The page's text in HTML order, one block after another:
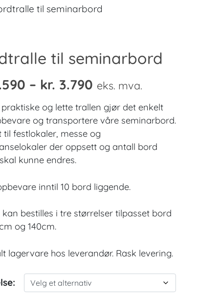
til seminarbord
til seminarbord
– kr. 3.790 Prisområde:
kr. 3.590
til
kr. 3.790
eks. mva.
praktiske og lette trallen gjør det enkelt
og transportere våre seminarbord.
til festlokaler, messe og
der oppsett og antall bord
kunne endres.
inntil 10 bord liggende.
kan bestilles i tre størrelser tilpasset bord
og 140cm.
lagervare hos leverandør. Rask levering.